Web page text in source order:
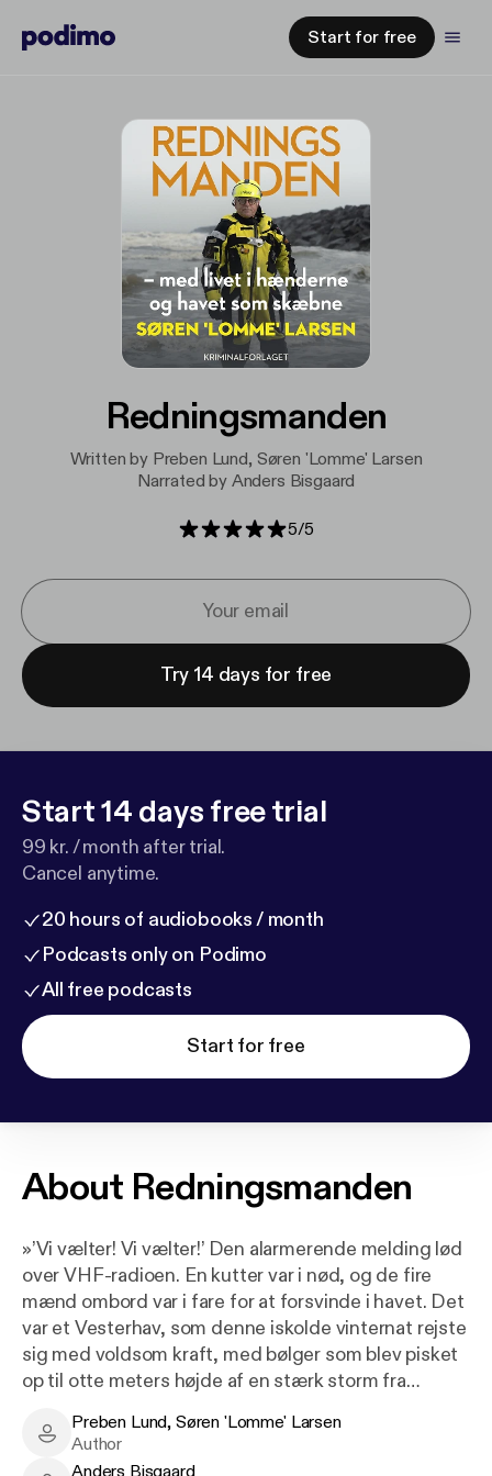
Start for free
Redningsmanden
Written by Preben Lund, Søren 'Lomme' Larsen
Narrated by Anders Bisgaard
5/5
Try 14 days for free
Start 14 days free trial
99 kr. / month after trial.
Cancel anytime.
20 hours of audiobooks / month
Podcasts only on Podimo
All free podcasts
Start for free
About Redningsmanden
»’Vi vælter! Vi vælter!’ Den alarmerende melding lød
over VHF-radioen. En kutter var i nød, og de fire
mænd ombord var i fare for at forsvinde i havet. Det
var et Vesterhav, som denne iskolde vinternat rejste
sig med voldsom kraft, med bølger som blev pisket
op til otte meters højde af en stærk storm fra
stødene nåede de magiske 32 meter i sekunder og
dermed passerede orkanstyrke.«
Preben Lund, Søren 'Lomme' Larsen - Author
Preben Lund, Søren 'Lomme' Larsen
Author
Anders Bisgaard